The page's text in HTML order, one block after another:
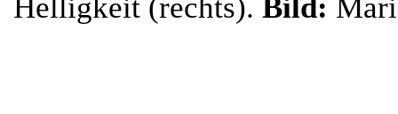
Helligkeit (rechts). Bild: